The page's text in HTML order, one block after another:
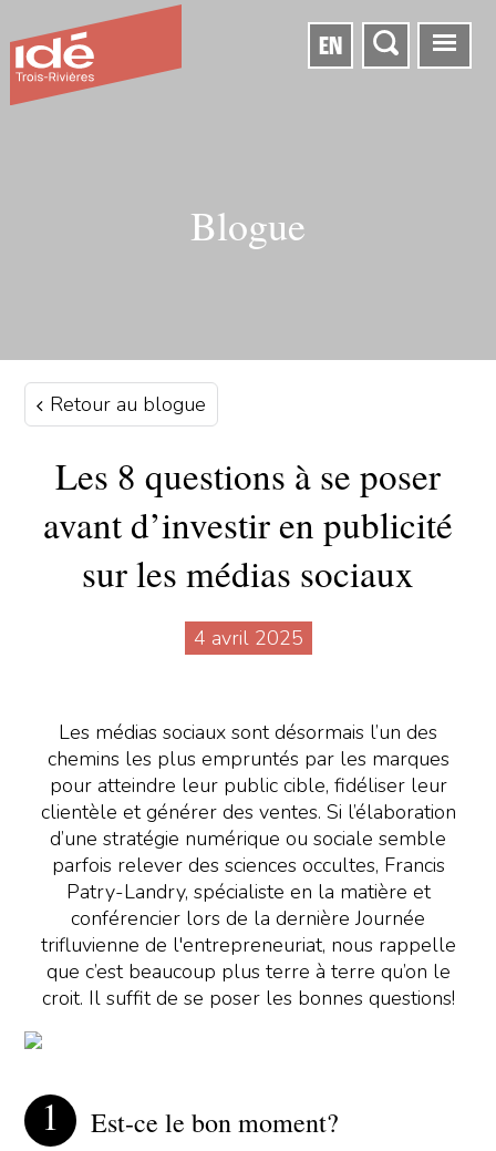
EN
Blogue
Retour au blogue
Les 8 questions à se poser
avant d’investir en publicité
sur les médias sociaux
4 avril 2025
Les médias sociaux sont désormais l’un des
chemins les plus empruntés par les marques
pour atteindre leur public cible, fidéliser leur
clientèle et générer des ventes. Si l’élaboration
d’une stratégie numérique ou sociale semble
parfois relever des sciences occultes, Francis
Patry-Landry, spécialiste en la matière et
conférencier lors de la dernière Journée
trifluvienne de l'entrepreneuriat, nous rappelle
que c’est beaucoup plus terre à terre qu’on le
croit. Il suffit de se poser les bonnes questions!
Est-ce le bon moment?